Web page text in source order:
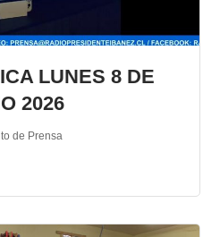
LUNES 8 DE
2026
de Prensa